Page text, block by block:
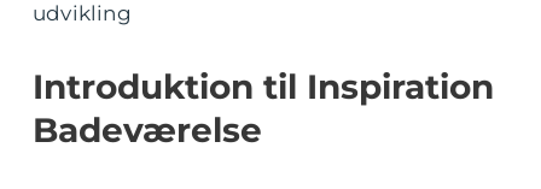
udvikling
Introduktion til Inspiration
Badeværelse